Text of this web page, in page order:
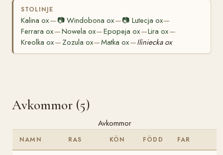
STOLINJE
Kalina ox— 📷Windobona ox—📷 Lutecja ox—
Ferrara ox—Nowela ox—Epopeja ox—Lira ox—
Kreolka ox— Zozula ox—Matka ox—Iliniecka ox
Avkommor (5)
Avkommor
NAMN RAS KÖN FÖDD FAR